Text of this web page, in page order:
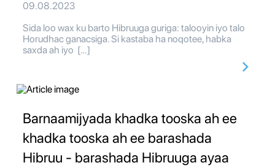
09.08.2023
Sida loo wax ku barto Hibruuga guriga: talooyin iyo talo
Horudhac ganacsiga. Si kastaba ha noqotee, habka
saxda ah iyo […]
Barnaamijyada khadka tooska ah ee
khadka tooska ah ee barashada
Hibruu - barashada Hibruuga ayaa